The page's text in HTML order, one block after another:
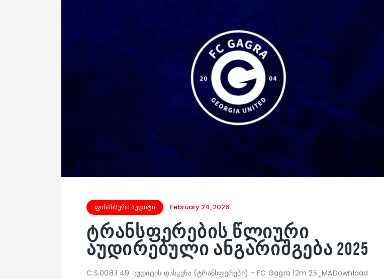
ფინანსური აუდიტი February 24, 2026
ტრანსფერების წლიური
აუდირებული ანგარიშგება 2025
C.S.008.1 49. აუდიტის დასკვნა (ტრანსფერები) - FC Gagra 12m 25_MADownload